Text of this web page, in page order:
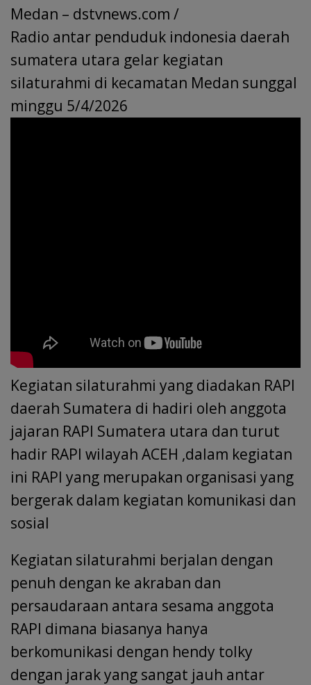
b
o
o
k
s
A
p
p
e
dI
n
l gr
a
m
a
d
s
ar
e
Medan – dstvnews.com /
Radio antar penduduk indonesia daerah
sumatera utara gelar kegiatan
silaturahmi di kecamatan Medan sunggal
minggu 5/4/2026
Kegiatan silaturahmi yang diadakan RAPI
daerah Sumatera di hadiri oleh anggota
jajaran RAPI Sumatera utara dan turut
hadir RAPI wilayah ACEH ,dalam kegiatan
ini RAPI yang merupakan organisasi yang
bergerak dalam kegiatan komunikasi dan
sosial
Kegiatan silaturahmi berjalan dengan
penuh dengan ke akraban dan
persaudaraan antara sesama anggota
RAPI dimana biasanya hanya
berkomunikasi dengan hendy tolky
dengan jarak yang sangat jauh antar